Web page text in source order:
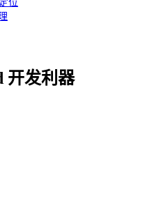
位
开发利器